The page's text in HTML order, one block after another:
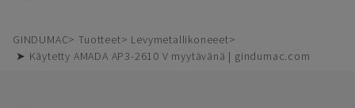
GINDUMAC Tuotteet
Levymetallikoneeet
➤ Käytetty AMADA AP3-2610 V myytävänä | gindumac.com